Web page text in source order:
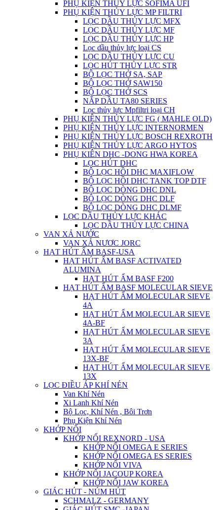
PHỤ KIỆN THỦY LỰC SOFIMA UFI
PHỤ KIỆN THỦY LỰC MP FILTRI
LỌC DẦU THỦY LỰC MFX
LỌC DẦU THỦY LỰC MF
LỌC DẦU THỦY LỰC HP
Lọc dầu thủy lực loại CS
LỌC DẦU THỦY LỰC CU
LỌC HÚT THỦY LỰC STR
BỘ LỌC THỞ SA, SAP
BỘ LỌC THỞ SAW150
BỘ LỌC THỞ SCS
NẮP DẦU TA80 SERIES
Lọc thủy lực Mpfiltri loại CH
PHỤ KIỆN THỦY LỰC FG ( MAHLE OLD)
PHỤ KIỆN THỦY LỰC INTERNORMEN
PHỤ KIỆN THỦY LỰC BOSCH REXROTH
PHỤ KIỆN THỦY LỰC ARGO HYTOS
PHỤ KIÊN DHC -DONG HWA KOREA
LỌC HÚT DHC
BỘ LỌC HỒI DHC MAXIFLOW
BỘ LỌC HỒI DHC TANK TOP DTF
BỘ LỌC DÒNG DHC DNL
BỘ LỌC DÒNG DHC DLF
BỘ LỌC DÒNG DHC DLMF
LỌC DẦU THỦY LỰC KHÁC
LỌC DẦU THỦY LỰC CHINA
VAN XẢ NƯỚC
VAN XẢ NƯƠC JORC
HẠT HÚT ẨM BASF-USA
HẠT HÚT ẨM BASF ACTIVATED
ALUMINA
HẠT HÚT ẨM BASF F200
HẠT HÚT ẨM BASF MOLECULAR SIEVE
HẠT HÚT ẨM MOLECULAR SIEVE
4A
HẠT HÚT ẨM MOLECULAR SIEVE
4A-BF
HẠT HÚT ẨM MOLECULAR SIEVE
3A
HẠT HÚT ẨM MOLECULAR SIEVE
13X-BF
HẠT HÚT ẨM MOLECULAR SIEVE
13X
LỌC ĐIỀU ÁP KHÍ NÉN
Van Khí Nén
Xi Lanh Khí Nén
Bộ Lọc, Khí Nén , Bôi Trơn
Phụ Kiện Khí Nén
KHỚP NỐI
KHỚP NỐI REXNORD - USA
KHỚP NỐI OMEGA E SERIES
KHỚP NỐI OMEGA ES SERIES
KHỚP NỐI VIVA
KHỚP NỐI JACOUP KOREA
KHỚP NỐI JAW KOREA
GIÁC HÚT - NÚM HÚT
SCHMALZ - GERMANY